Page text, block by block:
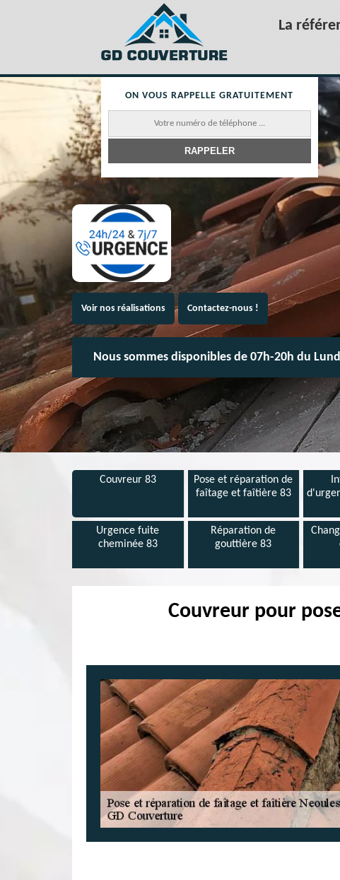
La
Voir nos réalisations Contactez-nous !
Nous sommes disponibles de 07h-20h du
ON VOUS RAPPELLE GRATUITEMENT
Couvreur 83
Pose et réparation de
faîtage et faîtière 83
Urgence fuite
cheminée 83
Réparation de
gouttière 83
Couvreur pour